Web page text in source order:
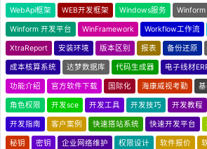
WebApi框架 WEB开发框架 Windows服务
Winform 开发平台 WinFramework Workflow工作流
XtraReport 安装环境 版本区别 报表 备份还原
成本核算系统 达梦数据库 代码生成器 电子线材
功能介绍 官方软件下载 国际化 海康威视考勤
角色权限 开发sce 开发工具 开发技巧 开发教程
开发指南 客户案例 快速搭站系统 快速开发平台
秘钥 密钥 企业网络维护 权限设计 软件报价